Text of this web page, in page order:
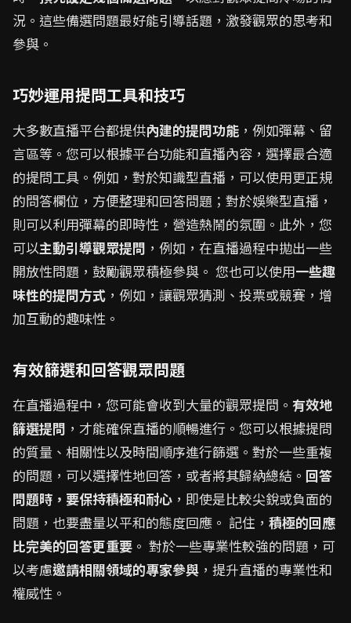
況。這些備選問題最好能引導話題，激發觀眾的思考和
參與。
巧妙運用提問工具和技巧
大多數直播平台都提供內建的提問功能 ，例如彈幕、留
言區等。您可以根據平台功能和直播內容，選擇最合適
的提問工具。例如，對於知識型直播，可以使用更正規
的問答欄位，方便整理和回答問題；對於娛樂型直播，
則可以利用彈幕的即時性，營造熱鬧的氛圍。此外，您
可以主動引導觀眾提問 ，例如，在直播過程中拋出一些
開放性問題，鼓勵觀眾積極參與。 您也可以使用一些趣
味性的提問方式 ，例如，讓觀眾猜測、投票或競賽，增
加互動的趣味性。
有效篩選和回答觀眾問題
在直播過程中，您可能會收到大量的觀眾提問。 有效地
篩選提問 ，才能確保直播的順暢進行。您可以根據提問
的質量、相關性以及時間順序進行篩選。對於一些重複
的問題，可以選擇性地回答，或者將其歸納總結。 回答
問題時，要保持積極和耐心 ，即使是比較尖銳或負面的
問題，也要盡量以平和的態度回應。 記住， 積極的回應
比完美的回答更重要 。 對於一些專業性較強的問題，可
以考慮邀請相關領域的專家參與 ，提升直播的專業性和
權威性。